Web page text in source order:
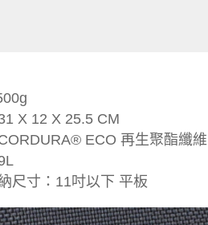
X 12 X 25.5 CM
ECO 再生聚酯纖維
尺寸：11吋以下 平板